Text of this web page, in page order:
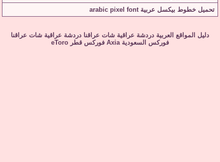
تحميل خطوط بيكسل عربية arabic pixel font
دليل المواقع العربية دردشة عراقية شات عراقنا دردشة عراقية شات عراقنا
فوركس السعودية Axia فوركس قطر eToro